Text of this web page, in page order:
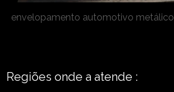
envelopamento automotivo metálico
Regiões onde a atende :